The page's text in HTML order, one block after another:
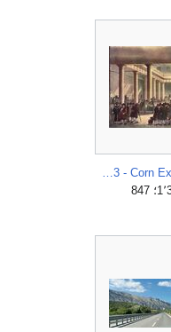
Microcosm of London Plate 033 - Corn Exchange.jpg
1٬760 × 1٬346؛ 847